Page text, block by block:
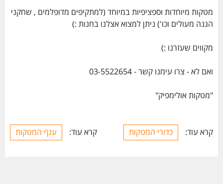
מטקות מיוחדות וספציפיות במיוחד (למתקיפים מדופלמים , שחקני
הגנה מעולים וכו') ניתן למצוא אצלנו בחנות :)
מקווים שעזרנו :)
ואם לא - צרו עימנו קשר - 03-5522654
"מטקות אולימפיק"
קרא עוד: כדורי המטקות קרא עוד: ענף המטקות